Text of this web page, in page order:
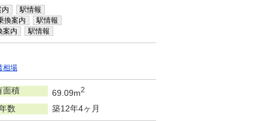
内
駅情報
換案内
駅情報
案内
駅情報
相場
面積 69.09m2
数 築12年4ヶ月